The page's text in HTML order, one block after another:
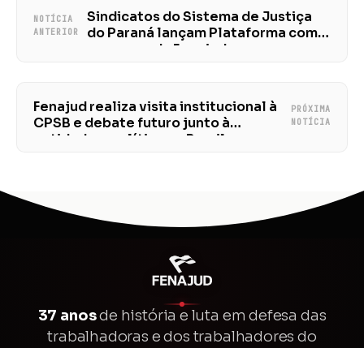
NOTÍCIA
ANTERIOR
Sindicatos do Sistema de Justiça
do Paraná lançam Plataforma com
presença da Fenajud
Fenajud realiza visita institucional à
CPSB e debate futuro junto à
entidade e política no Brasil
PRÓXIMA
NOTÍCIA
37 anosde história e luta em defesa das
trabalhadoras e dos trabalhadores do